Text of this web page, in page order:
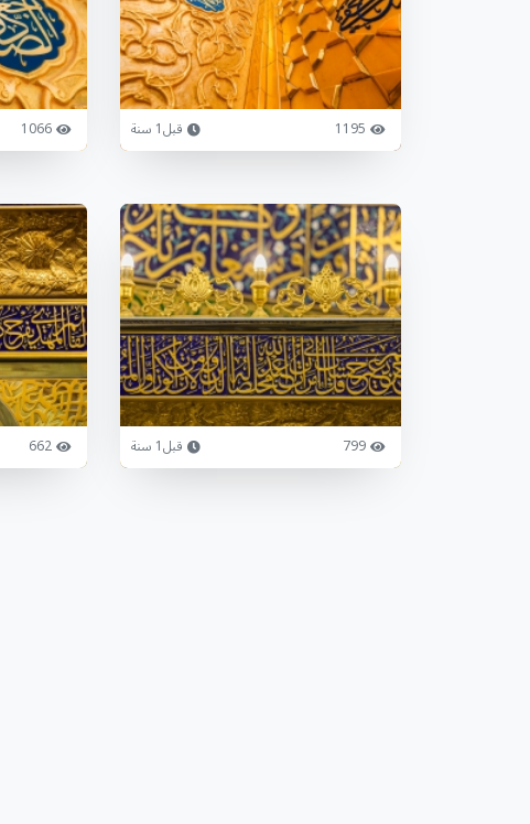
1195 قبل1 سنة 1066
799 قبل1 سنة 662